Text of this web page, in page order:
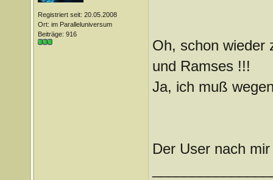
Registriert seit: 20.05.2008
Ort: im Paralleluniversum
Beiträge: 916
Oh, schon wieder
und Ramses !!!
Ja, ich muß
Der User nach